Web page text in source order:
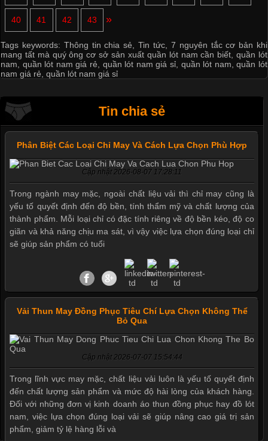
40 41 42 43 »
Tags keywords: Thông tin chia sẻ ,Tin tức, 7 nguyên tắc cơ bản khi
mang tất mà quý ông cơ sở sản xuất quần lót nam cần biết ,quần lót
nam
quần lót nam giá rẻ quần lót nam giá sỉ quần lót nam ,quần lót
nam giá rẻ quần lót nam giá sỉ
Tin chia sẻ
Phân Biệt Các Loại Chỉ May Và Cách Lựa Chọn Phù Hợp
Cập nhật 2026-08-07 17:28:11
Trong ngành may mặc, ngoài chất liệu vải thì chỉ may cũng là
yếu tố quyết định đến độ bền, tính thẩm mỹ và chất lượng của
thành phẩm. Mỗi loại chỉ có đặc tính riêng về độ bền kéo, độ co
giãn và khả năng chịu ma sát, vì vậy việc lựa chọn đúng loại chỉ
sẽ giúp sản phẩm có tuổi
Vải Thun May Đồng Phục Tiêu Chí Lựa Chọn Không Thể
Bỏ Qua
Cập nhật 2026-07-07 15:54:44
Trong lĩnh vực may mặc, chất liệu vải luôn là yếu tố quyết định
đến chất lượng sản phẩm và mức độ hài lòng của khách hàng.
Đối với những đơn vị kinh doanh áo thun đồng phục hay đồ lót
nam, việc lựa chọn đúng loại vải sẽ giúp nâng cao giá trị sản
phẩm, giảm tỷ lệ hàng lỗi và
Mẫu quần short quần lót nam nữ hè thu 2017
Thị hiều quần lót nam bơi lội nam và nữ 2017